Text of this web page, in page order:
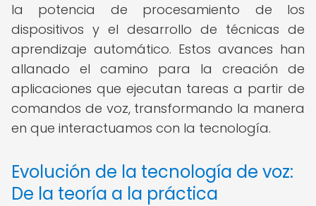
la potencia de procesamiento de los
dispositivos y el desarrollo de técnicas de
aprendizaje automático. Estos avances han
allanado el camino para la creación de
aplicaciones que ejecutan tareas a partir de
comandos de voz, transformando la manera
en que interactuamos con la tecnología.
Evolución de la tecnología de voz:
De la teoría a la práctica